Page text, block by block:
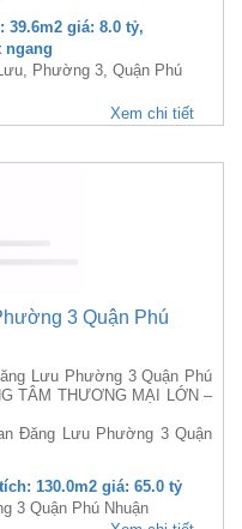
P.3, Phú Nhuận – Vị Trí
Cơ hội hiếm có trên tuyến
“phố tài chính & ẩm thực”
Phường 3 Quận
Đăng Lưu,Phường 3 , phú
phòng khách, nhà bếp, 3
phòng thờ, sân thượng trước